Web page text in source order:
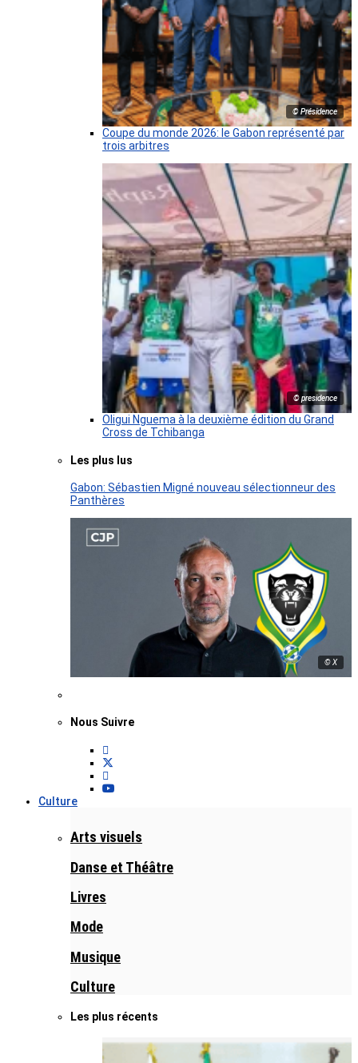
© Présidence
Coupe du monde 2026: le Gabon représenté par
trois arbitres
© presidence
Oligui Nguema à la deuxième édition du Grand
Cross de Tchibanga
Les plus lus
Gabon: Sébastien Migné nouveau sélectionneur des
Panthères
© X
Nous Suivre
Culture
Arts visuels
Danse et Théâtre
Livres
Mode
Musique
Culture
Les plus récents